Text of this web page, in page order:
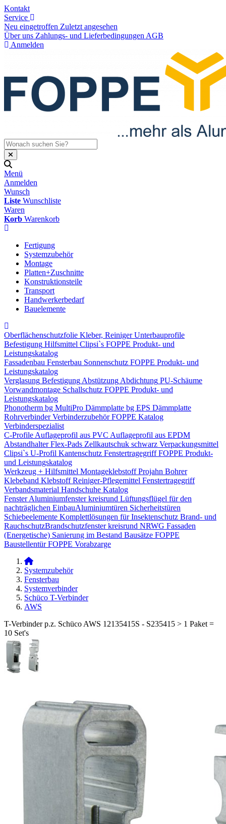
Kontakt
Service
Neu eingetroffen Zuletzt angesehen
Über uns Zahlungs- und Lieferbedingungen AGB
Anmelden
Menü
Anmelden
Wunsch
Liste Wunschliste
Waren
Korb Warenkorb
Fertigung
Systemzubehör
Montage
Platten+Zuschnitte
Konstruktionsteile
Transport
Handwerkerbedarf
Bauelemente
Oberflächenschutzfolie Kleber, Reiniger Unterbauprofile
Befestigung Hilfsmittel Clipsi`s FOPPE Produkt- und
Leistungskatalog
Fassadenbau Fensterbau Sonnenschutz FOPPE Produkt- und
Leistungskatalog
Verglasung Befestigung Abstützung Abdichtung PU-Schäume
Vorwandmontage Schallschutz FOPPE Produkt- und
Leistungskatalog
Phonotherm bg MultiPro Dämmplatte bg EPS Dämmplatte
Rohrverbinder Verbinderzubehör FOPPE Katalog
Verbinderspezialist
C-Profile Auflageprofil aus PVC Auflageprofil aus EPDM
Abstandhalter Flex-Pads Zellkautschuk schwarz Verpackungsmittel
Clipsi`s U-Profil Kantenschutz Fenstertragegriff FOPPE Produkt-
und Leistungskatalog
Werkzeug + Hilfsmittel Montageklebstoff Projahn Bohrer
Klebeband Klebstoff Reiniger-Pflegemittel Fenstertragegriff
Verbandsmaterial Handschuhe Katalog
Fenster Aluminiumfenster kreisrund Lüftungsflügel für den
nachträglichen Einbau​Aluminiumtüren Sicherheitstüren
Schiebeelemente Komplettlösungen für Insektenschutz Brand- und
Rauchschutz​Brandschutzfenster kreisrund NRWG Fassaden
(Energetische) Sanierung im Bestand Bausätze FOPPE
Baustellentür FOPPE Vorabzarge
Systemzubehör
Fensterbau
Systemverbinder
Schüco T-Verbinder
AWS
T-Verbinder p.z. Schüco AWS 12135415S - S235415 > 1 Paket =
10 Set's